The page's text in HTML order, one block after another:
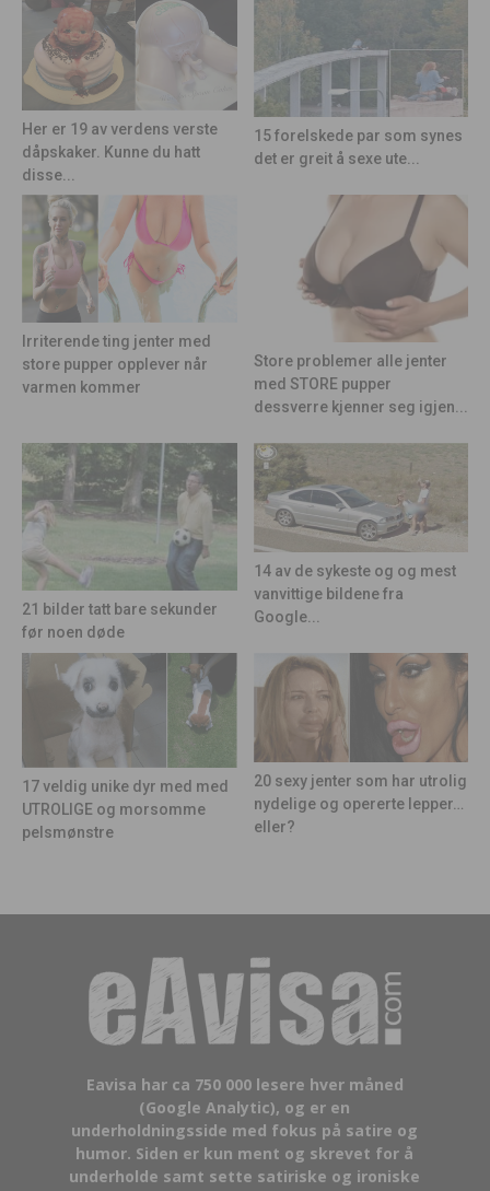
Her er 19 av verdens verste
dåpskaker. Kunne du hatt
disse...
15 forelskede par som synes
det er greit å sexe ute...
Irriterende ting jenter med
store pupper opplever når
varmen kommer
Store problemer alle jenter
med STORE pupper
dessverre kjenner seg igjen...
21 bilder tatt bare sekunder
før noen døde
14 av de sykeste og og mest
vanvittige bildene fra
Google...
17 veldig unike dyr med med
UTROLIGE og morsomme
pelsmønstre
20 sexy jenter som har utrolig
nydelige og opererte lepper…
eller?
Eavisa har ca 750 000 lesere hver måned
(Google Analytic), og er en
underholdningsside med fokus på satire og
humor. Siden er kun ment og skrevet for å
underholde samt sette satiriske og ironiske